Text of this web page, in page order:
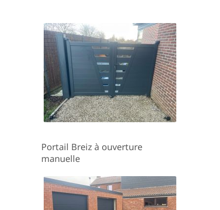
Portail Breiz à ouverture
manuelle